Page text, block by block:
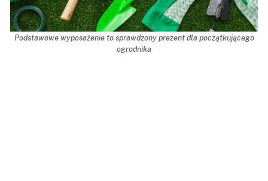
Podstawowe wyposażenie to sprawdzony prezent dla początkującego
ogrodnika